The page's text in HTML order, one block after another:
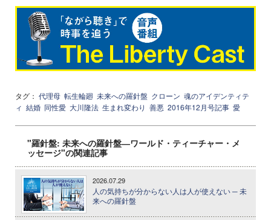
タグ： 代理母 転生輪廻 未来への羅針盤 クローン 魂のアイデンティテ
ィ 結婚 同性愛 大川隆法 生まれ変わり 善悪 2016年12月号記事 愛
"羅針盤: 未来への羅針盤―ワールド・ティーチャー・メ
ッセージ"の関連記事
2026.07.29
人の気持ちが分からない人は人が使えない ─ 未
来への羅針盤